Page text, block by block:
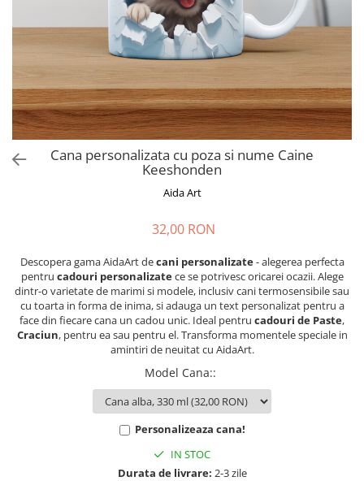
Insigne / Brose
Agende Personalizate
Agende A5
Agende A6
Planner / Jurnal
Print personalizat
Semne de Carte
Articole pentru copii
Puzzle
Stickere
Brelocuri din Inox
Cana personalizata cu poza si nume Caine
Keeshonden
Aida Art
32,00 RON
Descopera gama AidaArt decani personalizate- alegerea perfecta
pentru cadouri personalizatece se potrivesc oricarei ocazii. Alege
dintr-o varietate de marimi si modele, inclusiv cani termosensibile sau
cu toarta in forma de inima, si adauga un text personalizat pentru a
face din fiecare cana un cadou unic. Ideal pentru cadouri de Paste,
Craciun, pentru ea sau pentru el. Transforma momentele speciale in
amintiri de neuitat cu AidaArt.
Model Cana::
Personalizeaza cana!
IN STOC
Durata de livrare: 2-3 zile